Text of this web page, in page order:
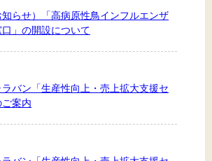
知らせ）「高病原性鳥インフルエンザ
」の開設について
バン「生産性向上・売上拡大支援セ
案内